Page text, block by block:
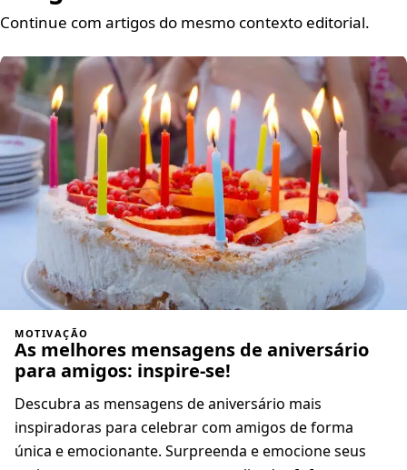
Continue com artigos do mesmo contexto editorial.
MOTIVAÇÃO
As melhores mensagens de aniversário
para amigos: inspire-se!
Descubra as mensagens de aniversário mais
inspiradoras para celebrar com amigos de forma
única e emocionante. Surpreenda e emocione seus